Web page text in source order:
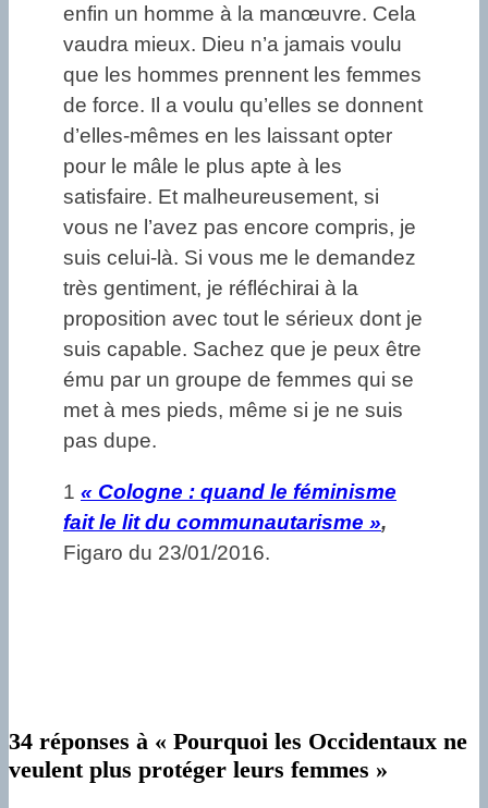
enfin un homme à la manœuvre. Cela
vaudra mieux. Dieu n’a jamais voulu
que les hommes prennent les femmes
de force. Il a voulu qu’elles se donnent
d’elles-mêmes en les laissant opter
pour le mâle le plus apte à les
satisfaire. Et malheureusement, si
vous ne l’avez pas encore compris, je
suis celui-là. Si vous me le demandez
très gentiment, je réfléchirai à la
proposition avec tout le sérieux dont je
suis capable. Sachez que je peux être
ému par un groupe de femmes qui se
met à mes pieds, même si je ne suis
pas dupe.
1 « Cologne : quand le féminisme
fait le lit du communautarisme »,
Figaro du 23/01/2016.
34 réponses à « Pourquoi les Occidentaux ne
veulent plus protéger leurs femmes »